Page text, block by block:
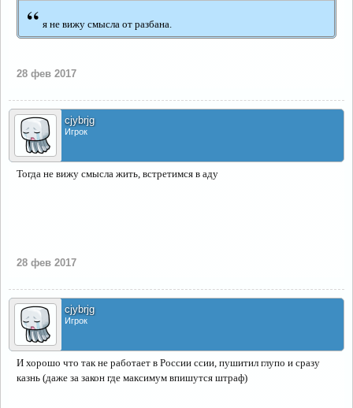
“ я не вижу смысла от разбана.
28 фев 2017
cjybrjg
Игрок
Тогда не вижу смысла жить, встретимся в аду
28 фев 2017
cjybrjg
Игрок
И хорошо что так не работает в России ссии, пушитил глупо и сразу
казнь (даже за закон где максимум впишутся штраф)